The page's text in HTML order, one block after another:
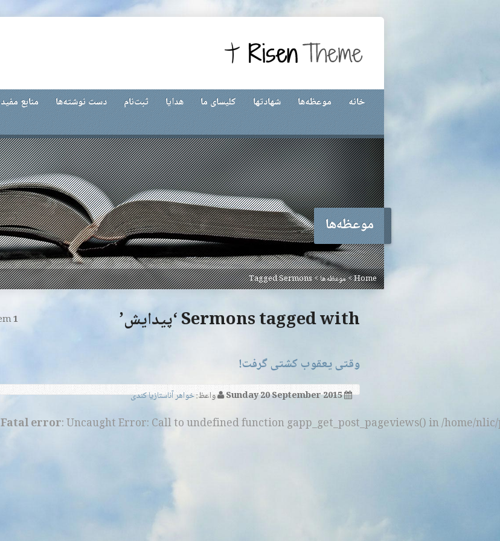
خانه موعظه‌ها شهادتها کلیسای ما هدایا ثبت‌نام دست نوشته‌ها منابع مفید
موعظه‌ها
Home
>موعظه‌ها>
Tagged Sermons
Sermons tagged with ‘پیدایش’ 1
وقتی یعقوب کشتی گرفت!
Sunday 20 September 2015 واعظ:خواهر آناستازیا کندی
Fatal error: Uncaught Error: Call to undefined function gapp_get_post_pageviews() in /